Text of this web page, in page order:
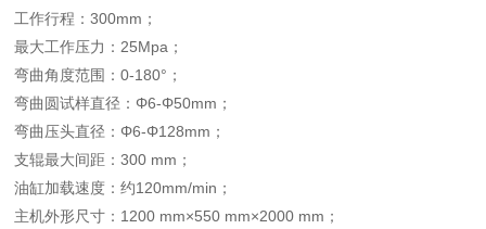
工作行程：300mm；
最大工作压力：25Mpa；
弯曲角度范围：0-180°；
弯曲圆试样直径：Φ6-Φ50mm；
弯曲压头直径：Φ6-Φ128mm；
支辊最大间距：300 mm；
油缸加载速度：约120mm/min；
主机外形尺寸：1200 mm×550 mm×2000 mm；